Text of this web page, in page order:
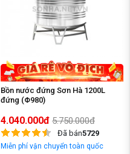
Bồn nước đứng Sơn Hà 1200L
đứng (Φ980)
4.040.000đ 5.750.000đ
Đã bán5729
Miễn phí vận chuyển toàn quốc